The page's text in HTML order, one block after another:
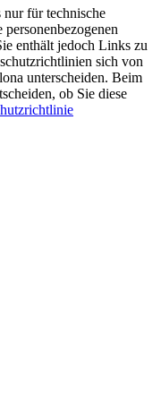
nur für technische
enthält jedoch Links zu
sich von
unterscheiden. Beim
ob Sie diese